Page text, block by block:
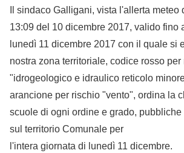
Il sindaco Galligani, vista l'allerta meteo
13:09 del 10 dicembre 2017, valido fino
lunedì 11 dicembre 2017 con il quale si
nostra zona territoriale, codice rosso per
"idrogeologico e idraulico reticolo
arancione per rischio "vento", ordina la
scuole di ogni ordine e grado, pubbliche
sul territorio Comunale per
l'intera giornata di lunedì 11 dicembre.